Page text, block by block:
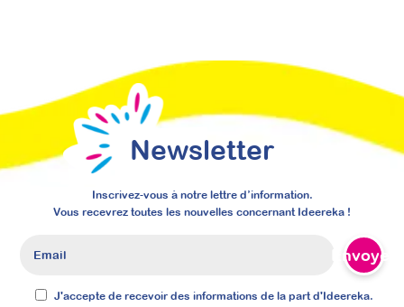
Newsletter
Inscrivez-vous à notre lettre d’information.
Vous recevrez toutes les nouvelles concernant Ideereka !
Envoyer
J'accepte de recevoir des informations de la part d'Ideereka.